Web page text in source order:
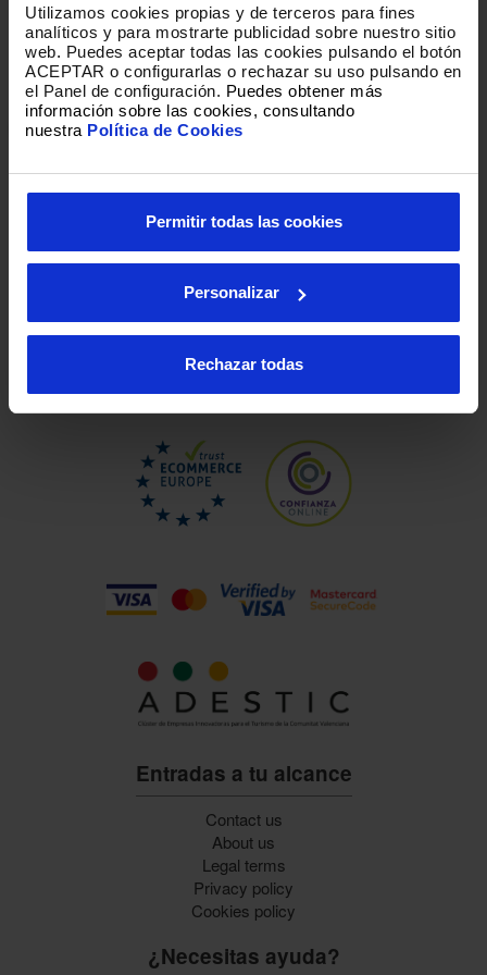
Utilizamos cookies propias y de terceros para fines
analíticos y para mostrarte publicidad sobre nuestro sitio
web. Puedes aceptar todas las cookies pulsando el botón
ACEPTAR o configurarlas o rechazar su uso pulsando en
el Panel de configuración. Puedes obtener más
información sobre las cookies, consultando
nuestra Política de Cookies
Permitir todas las cookies
Personalizar
Rechazar todas
¡No puedes faltar! Ven y disfruta de una noche llena
de música y solidaridad.
“Un poco de ti, es mucho.”
Loading
Entradas a tu alcance
Contact us
About us
Legal terms
Privacy policy
Cookies policy
¿Necesitas ayuda?